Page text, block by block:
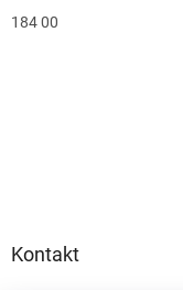
184 00
Kontakt